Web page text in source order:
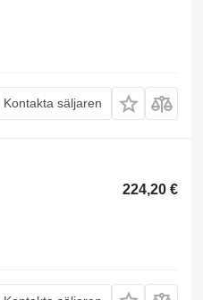
Kontakta säljaren
224,20 €